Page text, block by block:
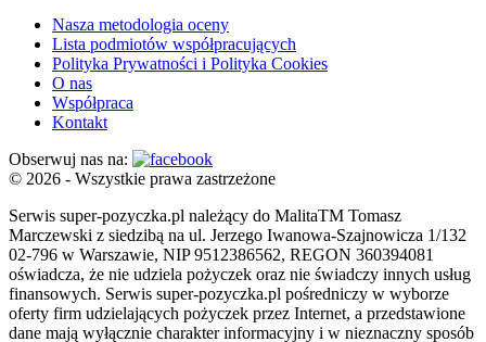
Nasza metodologia oceny
Lista podmiotów współpracujących
Polityka Prywatności i Polityka Cookies
O nas
Współpraca
Kontakt
Obserwuj nas na:
© 2026 - Wszystkie prawa zastrzeżone
Serwis super-pozyczka.pl należący do MalitaTM Tomasz
Marczewski z siedzibą na ul. Jerzego Iwanowa-Szajnowicza 1/132
02-796 w Warszawie, NIP 9512386562, REGON 360394081
oświadcza, że nie udziela pożyczek oraz nie świadczy innych usług
finansowych. Serwis super-pozyczka.pl pośredniczy w wyborze
oferty firm udzielających pożyczek przez Internet, a przedstawione
dane mają wyłącznie charakter informacyjny i w nieznaczny sposób